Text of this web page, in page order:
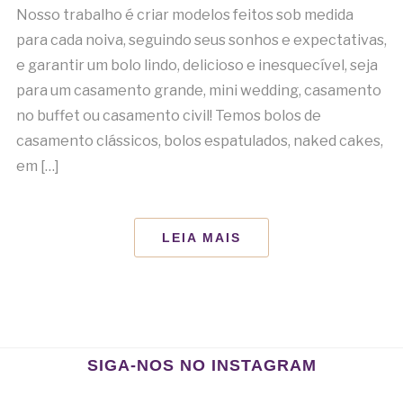
Nosso trabalho é criar modelos feitos sob medida
para cada noiva, seguindo seus sonhos e expectativas,
e garantir um bolo lindo, delicioso e inesquecível, seja
para um casamento grande, mini wedding, casamento
no buffet ou casamento civil! Temos bolos de
casamento clássicos, bolos espatulados, naked cakes,
em […]
LEIA MAIS
SIGA-NOS NO INSTAGRAM